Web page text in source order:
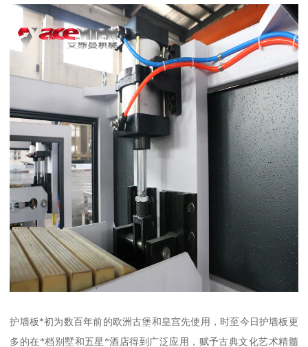
护墙板*初为数百年前的欧洲古堡和皇宫先使用，时至今日护墙板更
多的在*档别墅和五星*酒店得到广泛应用，赋予古典文化艺术精髓